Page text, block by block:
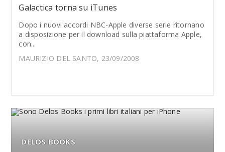
Galactica torna su iTunes
Dopo i nuovi accordi NBC-Apple diverse serie ritornano
a disposizione per il download sulla piattaforma Apple,
con...
MAURIZIO DEL SANTO, 23/09/2008
DELOS BOOKS